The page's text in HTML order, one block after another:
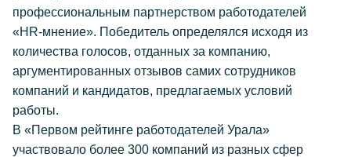
профессиональным партнерством работодателей
«HR-мнение». Победитель определялся исходя из
количества голосов, отданных за компанию,
аргументированных отзывов самих сотрудников
компаний и кандидатов, предлагаемых условий
работы.
В «Первом рейтинге работодателей Урала»
участвовало более 300 компаний из разных сфер